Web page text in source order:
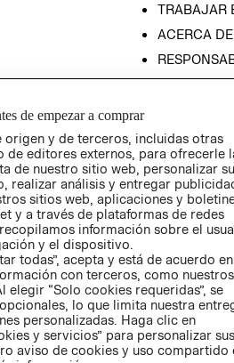
TRABAJAR
ACERCA
PRENSA
RELACIÓN
POLÍTICA
de empezar a comprar
origen y de terceros, incluidas otras
de editores externos, para ofrecerle
de nuestro sitio web, personalizar su
realizar análisis y entregar
sitios web, aplicaciones y
y a través de plataformas de redes
información sobre el
y el dispositivo.
todas”, acepta y está de acuerdo
con terceros, como nuestros
“Solo cookies requeridas”, se
lo que limita nuestra
personalizadas. Haga clic en
y servicios” para personalizar sus
aviso de cookies y uso compartido